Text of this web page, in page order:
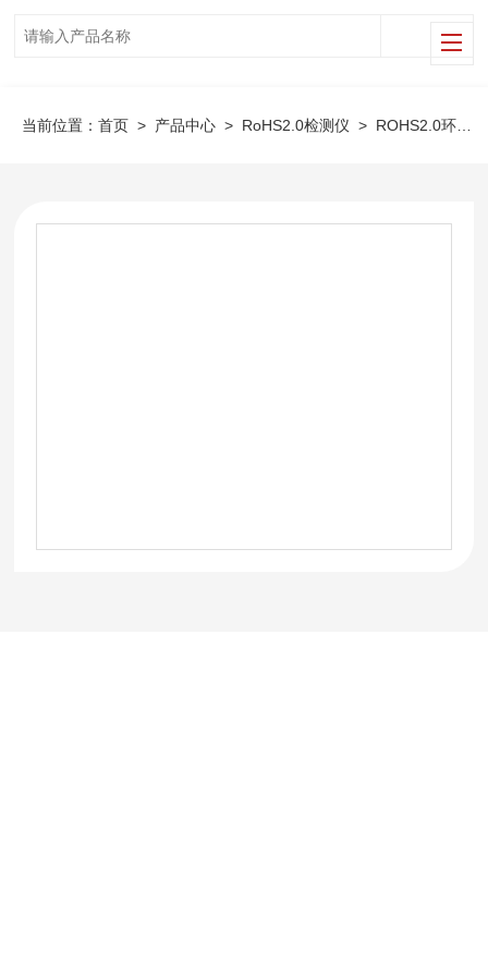
当前位置：首页 > 产品中心 > RoHS2.0检测仪 > ROHS2.0环保检测仪